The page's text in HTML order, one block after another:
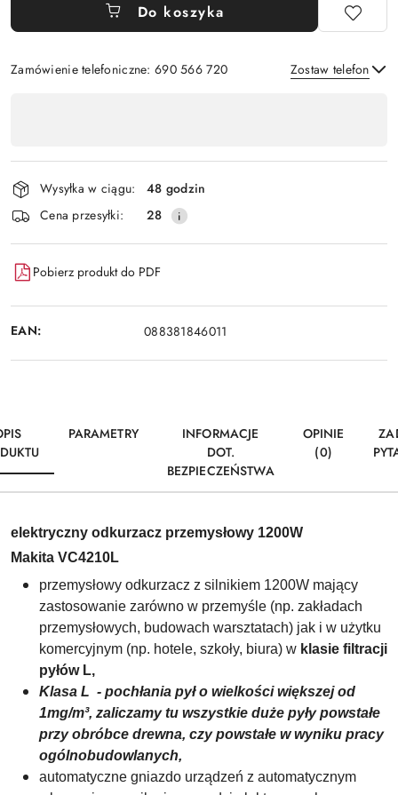
Do koszyka
Zamówienie telefoniczne: 690 566 720 Zostaw telefon
płatność
i
dostawa
Wysyłka w ciągu:
48 godzin
Cena przesyłki:
28
Pobierz produkt do PDF
EAN: 088381846011
PARAMETRY
INFORMACJE
DOT.
BEZPIECZEŃSTWA
OPINIE
(0)
elektryczny odkurzacz przemysłowy 1200W
Makita VC4210L
przemysłowy odkurzacz z silnikiem 1200W mający
zastosowanie zarówno w przemyśle (np. zakładach
przemysłowych, budowach warsztatach) jak i w użytku
komercyjnym (np. hotele, szkoły, biura) w klasie filtracji
pyłów L,
Klasa L - pochłania pył o wielkości większej od
1mg/m³, zaliczamy tu wszystkie duże pyły powstałe
przy obróbce drewna, czy powstałe w wyniku pracy
ogólnobudowlanych,
automatyczne gniazdo urządzeń z automatycznym